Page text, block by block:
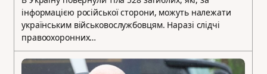
інформацією російської сторони, можуть належати
українським військовослужбовцям. Наразі слідчі
правоохоронних…